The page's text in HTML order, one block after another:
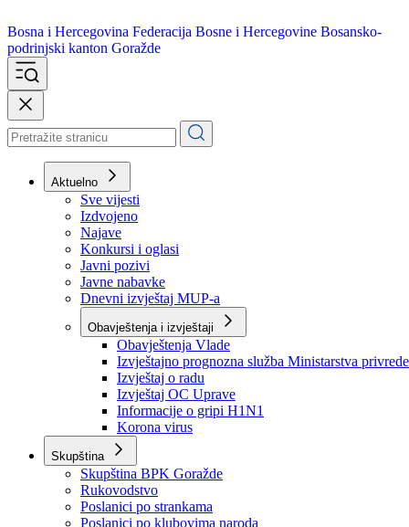
Bosna i Hercegovina
podrinjski kanton Goražde
Aktuelno
Sve vijesti
Izdvojeno
Najave
Konkursi i oglasi
Javni pozivi
Javne nabavke
Dnevni izvještaj MUP-a
Obavještenja i izvještaji
Obavještenja Vlade
Izvještajno prognozna služba Ministarstva privrede
Izvještaj o radu
Izvještaj OC Uprave
Informacije o gripi H1N1
Korona virus
Skupština
Skupština BPK Goražde